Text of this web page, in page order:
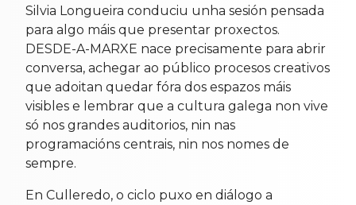
Silvia Longueira conduciu unha sesión pensada
para algo máis que presentar proxectos.
DESDE-A-MARXE nace precisamente para abrir
conversa, achegar ao público procesos creativos
que adoitan quedar fóra dos espazos máis
visibles e lembrar que a cultura galega non vive
só nos grandes auditorios, nin nas
programacións centrais, nin nos nomes de
sempre.
En Culleredo, o ciclo puxo en diálogo a